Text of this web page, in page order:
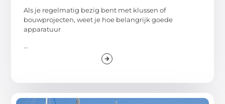
Als je regelmatig bezig bent met klussen of
bouwprojecten, weet je hoe belangrijk goede
apparatuur
...